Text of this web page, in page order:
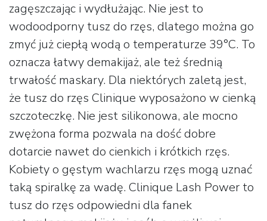
zagęszczając i wydłużając. Nie jest to
wodoodporny tusz do rzęs, dlatego można go
zmyć już ciepłą wodą o temperaturze 39°C. To
oznacza łatwy demakijaż, ale też średnią
trwałość maskary. Dla niektórych zaletą jest,
że tusz do rzęs Clinique wyposażono w cienką
szczoteczkę. Nie jest silikonowa, ale mocno
zwężona forma pozwala na dość dobre
dotarcie nawet do cienkich i krótkich rzęs.
Kobiety o gęstym wachlarzu rzęs mogą uznać
taką spiralkę za wadę. Clinique Lash Power to
tusz do rzęs odpowiedni dla fanek